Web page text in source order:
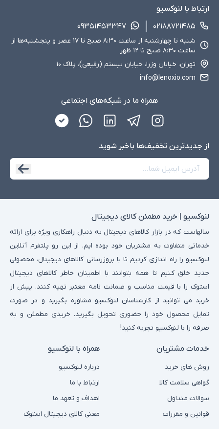
ارتباط با لنوکسیو
۰۲۱۸۸۷۲۱۴۸۵
۰۹۳۵۱۴۵۳۳۴۷
شنبه تا چهارشنبه از ساعت ۸:۳۰ صبح تا ۱۷ عصر و پنجشنبه‌ها از
ساعت ۸:۳۰ صبح تا ۱۲ ظهر
تهران، خیابان وزرا، خیابان بیستم (رفیعی)، پلاک ۱۰
info@lenoxio.com
همراه ما در شبکه‌های اجتماعی
از جدید‌ترین تخفیف‌ها با‌خبر شوید
لنوکسیو | خرید مطمئن کالای دیجیتال
سالهاست که در بازار کالاهای دیجیتال به دنبال راهکاری ویژه برای ارائه
خدماتی متفاوت به مشتریان خود بوده ایم. از این رو پلتفرم آنلاین
لنوکسیو را راه اندازی کردیم تا با بروزرسانی کالاهای دیجیتال، محصولی
جدید خلق کنیم تا همه بتوانند با اطمینان خاطر کالاهای دیجیتال
استوک را با قیمت مناسب و ضمانت نامه معتبر تهیه کنند. پیش از
خرید می توانید از کارشناسان لنوکسیو مشاوره بگیرید و در صورت
تمایل محصول خود را حضوری تحویل بگیرید. خریدی مطمئن و به
صرفه را با لنوکسیو تجربه کنید!
خدمات مشتریان
روش های خرید
گواهی سلامت کالا
سوالات متداول
قوانین و مقررات
همراه با لنوکسیو
درباره لنوکسیو
ارتباط با ما
اهداف و تعهد ما
معنی کالای دیجیتال استوک